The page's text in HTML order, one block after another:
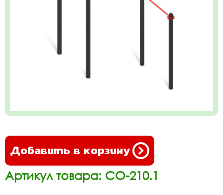
Добавить в корзину
Артикул товара: СО-210.1